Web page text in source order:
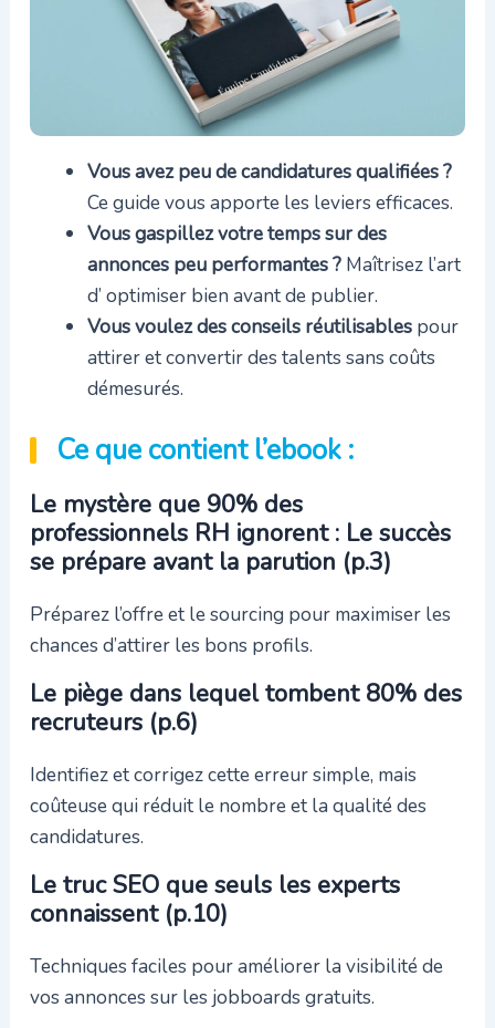
Vous avez peu de candidatures qualifiées ?
Ce guide vous apporte les leviers efficaces.
Vous gaspillez votre temps sur des
annonces peu performantes ?Maîtrisez l’art
d’ optimiser bien avant de publier.
Vous voulez des conseils réutilisablespour
attirer et convertir des talents sans coûts
démesurés.
Ce que contient l’ebook :
Le mystère que 90% des
professionnels RH ignorent : Le succès
se prépare avant la parution (p.3)
Préparez l’offre et le sourcing pour maximiser les
chances d’attirer les bons profils.
Le piège dans lequel tombent 80% des
recruteurs (p.6)
Identifiez et corrigez cette erreur simple, mais
coûteuse qui réduit le nombre et la qualité des
candidatures.
Le truc SEO que seuls les experts
connaissent (p.10)
Techniques faciles pour améliorer la visibilité de
vos annonces sur les jobboards gratuits.